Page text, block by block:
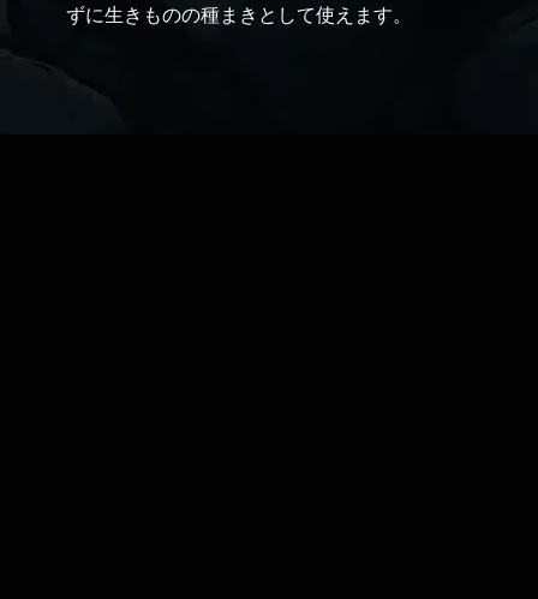
ずに生きものの種まきとして使えます。